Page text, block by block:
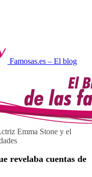
Famosas.es – El blog
Emma Stone y el
revelaba cuentas de